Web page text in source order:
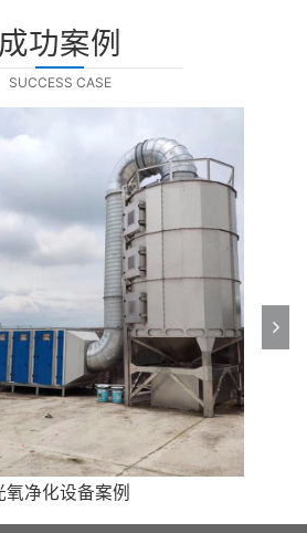
成功案例
SUCCESS CASE
油烟净化处理案例
催化燃烧案例
喷淋塔案例
氧净化设备案例
氧净化设备案例
除尘设备案例
除尘设备案例
油烟净化处理案例
催化燃烧案例